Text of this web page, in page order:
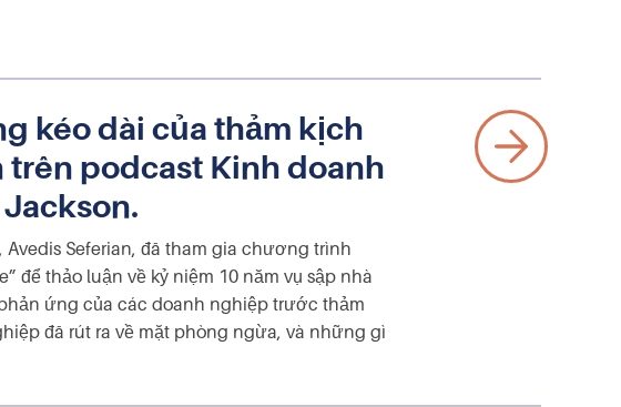
kéo dài của thảm kịch
trên podcast Kinh doanh
Seferian, đã tham gia chương trình
để thảo luận về kỷ niệm 10 năm vụ sập nhà
ứng của các doanh nghiệp trước thảm
đã rút ra về mặt phòng ngừa, và những gì